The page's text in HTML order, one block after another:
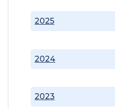
2023
2024
2025